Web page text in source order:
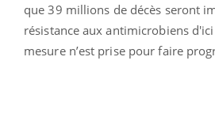
que 39 millions de décès seront
résistance aux antimicrobiens
mesure n’est prise pour faire